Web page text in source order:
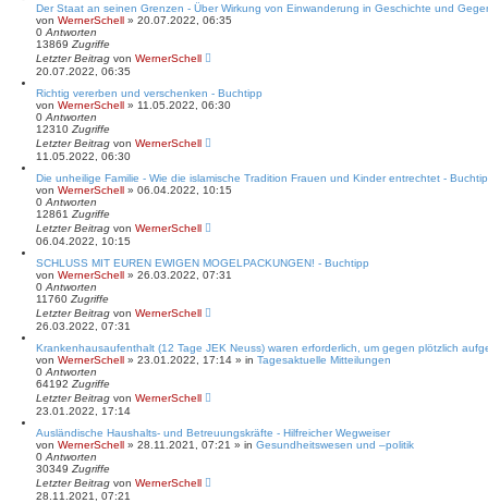
Der Staat an seinen Grenzen - Über Wirkung von Einwanderung in Geschichte und
von WernerSchell » 20.07.2022, 06:35
0 Antworten
13869 Zugriffe
Letzter Beitrag von WernerSchell
20.07.2022, 06:35
Richtig vererben und verschenken - Buchtipp
von WernerSchell » 11.05.2022, 06:30
0 Antworten
12310 Zugriffe
Letzter Beitrag von WernerSchell
11.05.2022, 06:30
Die unheilige Familie - Wie die islamische Tradition Frauen und Kinder entrechtet -
von WernerSchell » 06.04.2022, 10:15
0 Antworten
12861 Zugriffe
Letzter Beitrag von WernerSchell
06.04.2022, 10:15
SCHLUSS MIT EUREN EWIGEN MOGELPACKUNGEN! - Buchtipp
von WernerSchell » 26.03.2022, 07:31
0 Antworten
11760 Zugriffe
Letzter Beitrag von WernerSchell
26.03.2022, 07:31
Krankenhausaufenthalt (12 Tage JEK Neuss) waren erforderlich, um gegen plötzlich
von WernerSchell » 23.01.2022, 17:14 » in Tagesaktuelle Mitteilungen
0 Antworten
64192 Zugriffe
Letzter Beitrag von WernerSchell
23.01.2022, 17:14
Ausländische Haushalts- und Betreuungskräfte - Hilfreicher Wegweiser
von WernerSchell » 28.11.2021, 07:21 » in Gesundheitswesen und –politik
0 Antworten
30349 Zugriffe
Letzter Beitrag von WernerSchell
28.11.2021, 07:21